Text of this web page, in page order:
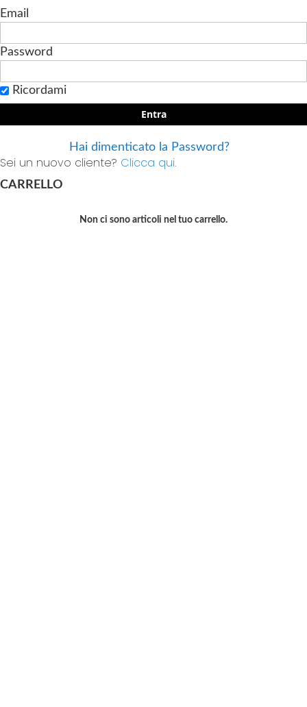
Email
Password
Ricordami
Entra
Hai dimenticato la Password?
Sei un nuovo cliente? Clicca qui.
CARRELLO
Non ci sono articoli nel tuo carrello.